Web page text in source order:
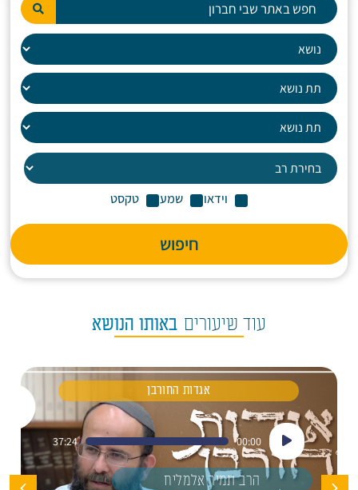
וידאו שמע טקסט
חיפוש
עוד שיעורים באותו הנושא
אגדות החורבן
נגן
אודיו
00:00
37:24
הרב תמיר אלמליח